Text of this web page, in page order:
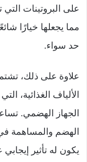
على البروتينات التي
مما يجعلها خيارًا
حد سواء.
علاوة على ذلك،
الألياف الغذائية،
الجهاز الهضمي.
الهضم والمساهمة
يكون له تأثير